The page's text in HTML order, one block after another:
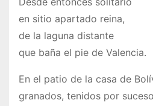
en sitio apartado reina,
de la laguna distante
que baña el pie de Valencia.
En el patio de la casa de
granados, tenidos por